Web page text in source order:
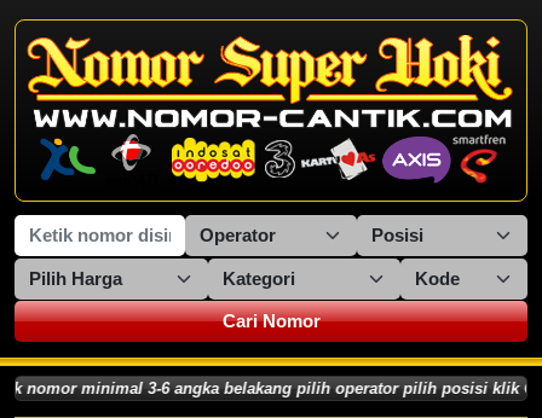
Cari Nomor
nomor minimal 3-6 angka belakang pilih operator pilih posisi klik